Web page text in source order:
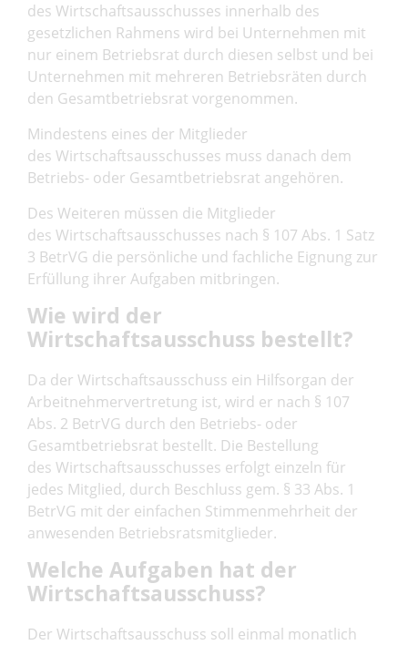
des Wirtschaftsausschusses innerhalb des
gesetzlichen Rahmens wird bei Unternehmen mit
nur einem Betriebsrat durch diesen selbst und bei
Unternehmen mit mehreren Betriebsräten durch
den Gesamtbetriebsrat vorgenommen.
Mindestens eines der Mitglieder
des Wirtschaftsausschusses muss danach dem
Betriebs- oder Gesamtbetriebsrat angehören.
Des Weiteren müssen die Mitglieder
des Wirtschaftsausschusses nach § 107 Abs. 1 Satz
3 BetrVG die persönliche und fachliche Eignung zur
Erfüllung ihrer Aufgaben mitbringen.
Wie wird der
Wirtschaftsausschuss bestellt?
Da der Wirtschaftsausschuss ein Hilfsorgan der
Arbeitnehmervertretung ist, wird er nach § 107
Abs. 2 BetrVG durch den Betriebs- oder
Gesamtbetriebsrat bestellt. Die Bestellung
des Wirtschaftsausschusses erfolgt einzeln für
jedes Mitglied, durch Beschluss gem. § 33 Abs. 1
BetrVG mit der einfachen Stimmenmehrheit der
anwesenden Betriebsratsmitglieder.
Welche Aufgaben hat der
Wirtschaftsausschuss?
Der Wirtschaftsausschuss soll einmal monatlich